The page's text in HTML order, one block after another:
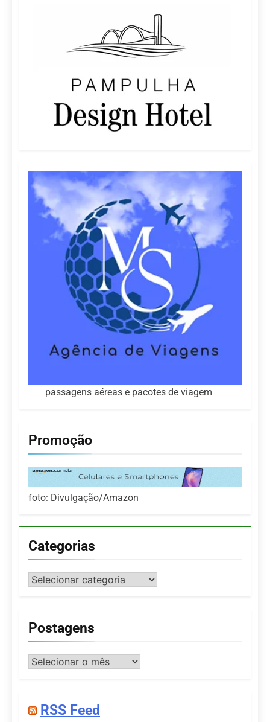
passagens aéreas e pacotes de viagem
Promoção
foto: Divulgação/Amazon
Categorias
Categorias
Postagens
Postagens
RSS Feed